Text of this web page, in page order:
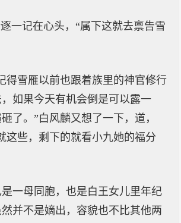
一记在心头，“属下这就去禀告雪
得雪雁以前也跟着族里的神官修行
如果今天有机会倒是可以露一
了。”白风麟又想了一下，道，
这些，剩下的就看小九她的福分
一母同胞，也是白王女儿里年纪
并不是嫡出，容貌也不比其他两